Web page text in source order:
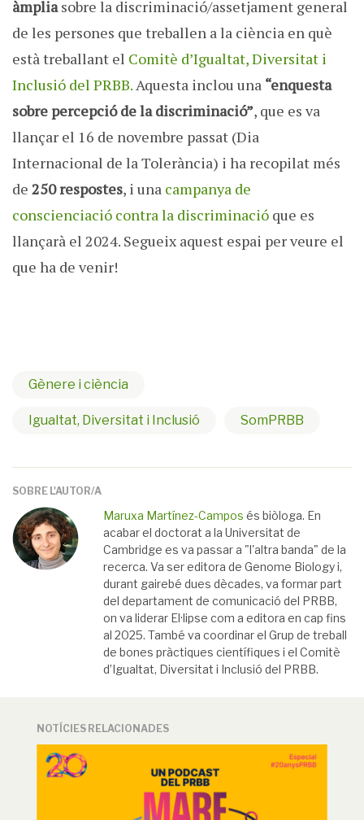
àmpliasobre la discriminació/assetjament general
de les persones que treballen a la ciència en què
està treballant el Comitè d’Igualtat, Diversitat i
Inclusió del PRBB. Aquesta inclou una “enquesta
sobre percepció de la discriminació”, que es va
llançar el 16 de novembre passat (Dia
Internacional de la Tolerància) i ha recopilat més
de 250 respostes, i una campanya de
conscienciació contra la discriminació que es
llançarà el 2024. Segueix aquest espai per veure el
que ha de venir!
Gènere i ciència
Igualtat, Diversitat i Inclusió SomPRBB
SOBRE L'AUTOR/A
Maruxa Martínez-Campos és biòloga. En
acabar el doctorat a la Universitat de
Cambridge es va passar a "l'altra banda" de la
recerca. Va ser editora de Genome Biology i,
durant gairebé dues dècades, va formar part
del departament de comunicació del PRBB,
on va liderar El·lipse com a editora en cap fins
al 2025. També va coordinar el Grup de treball
de bones pràctiques científiques i el Comitè
d’Igualtat, Diversitat i Inclusió del PRBB.
NOTÍCIES RELACIONADES